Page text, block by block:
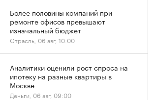
Более половины компаний при
ремонте офисов превышают
изначальный бюджет
Отрасль, 06 авг, 10:00
Аналитики оценили рост спроса на
ипотеку на разные квартиры в
Москве
Деньги, 06 авг, 09:00